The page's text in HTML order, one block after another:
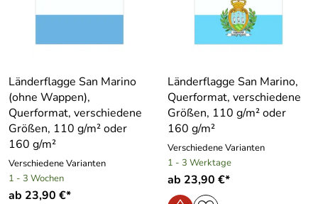
Länderflagge San Marino
(ohne Wappen),
Querformat, verschiedene
Größen, 110 g/m² oder
160 g/m²
Verschiedene Varianten
1 - 3 Wochen
ab 23,90 €*
Länderflagge San Marino,
Querformat, verschiedene
Größen, 110 g/m² oder
160 g/m²
Verschiedene Varianten
1 - 3 Werktage
ab 23,90 €*